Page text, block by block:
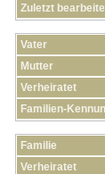
Zuletzt
Vater
Mutter
Verheiratet
Familien-
Familie
Verheiratet